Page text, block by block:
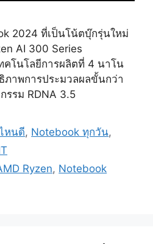
2024 ที่เป็นโน้ตบุ๊กรุ่นใหม่
AI 300 Series
คโนโลยีการผลิตที่ 4 นาโน
ภาพการประมวลผลขั้นกว่า
รรม RDNA 3.5
หนดี, Notebook ทุกวัน,
Ryzen, Notebook